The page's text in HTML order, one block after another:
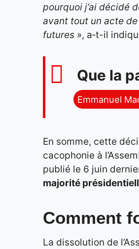
pourquoi j’ai décidé
avant tout un acte
futures », a‑t-il
Que la
Emmanuel
En somme, cette
cacophonie à
publié le 6 juin
majorité
Comment
La dissolution de